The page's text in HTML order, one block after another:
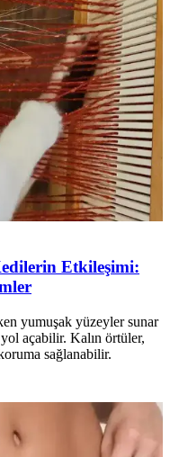
Etkileşimi:
yumuşak yüzeyler sunar
açabilir. Kalın örtüler,
sağlanabilir.